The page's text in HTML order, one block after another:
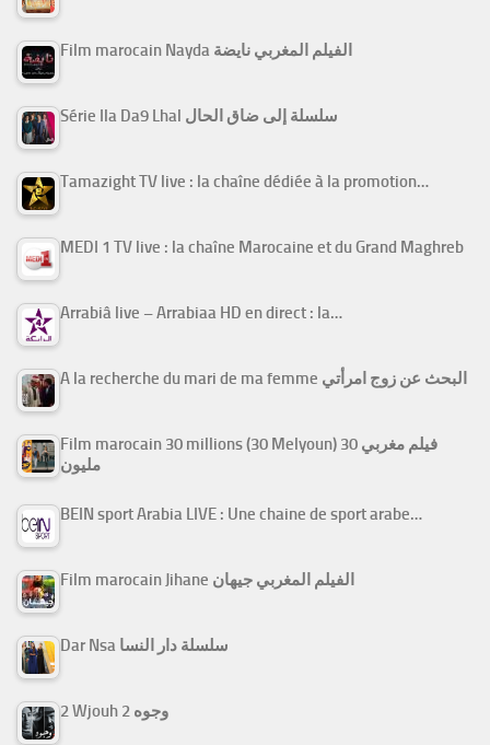
Film marocain Nayda الفيلم المغربي نايضة
Série Ila Da9 Lhal سلسلة إلى ضاق الحال
Tamazight TV live : la chaîne dédiée à la promotion…
MEDI 1 TV live : la chaîne Marocaine et du Grand Maghreb
Arrabiâ live – Arrabiaa HD en direct : la…
A la recherche du mari de ma femme البحث عن زوج امرأتي
Film marocain 30 millions (30 Melyoun) فيلم مغربي 30
مليون
BEIN sport Arabia LIVE : Une chaine de sport arabe…
Film marocain Jihane الفيلم المغربي جيهان
Dar Nsa سلسلة دار النسا
2 Wjouh 2 وجوه